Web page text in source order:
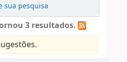
sua pesquisa
3 resultados.